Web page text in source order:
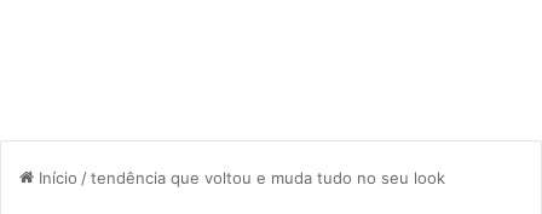
Início /tendência que voltou e muda tudo no seu look